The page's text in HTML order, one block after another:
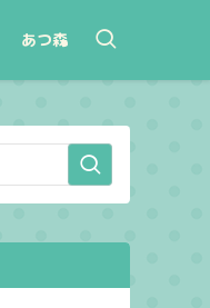
あつ森